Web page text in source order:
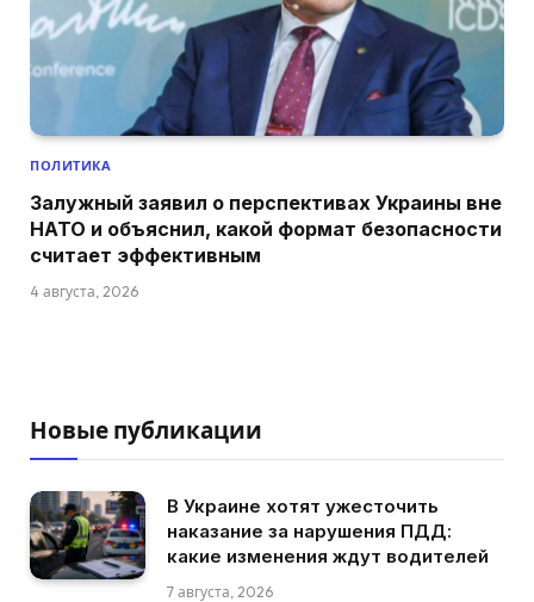
ПОЛИТИКА
Залужный заявил о перспективах Украины вне
НАТО и объяснил, какой формат безопасности
считает эффективным
4 августа, 2026
Новые публикации
В Украине хотят ужесточить
наказание за нарушения ПДД:
какие изменения ждут водителей
7 августа, 2026